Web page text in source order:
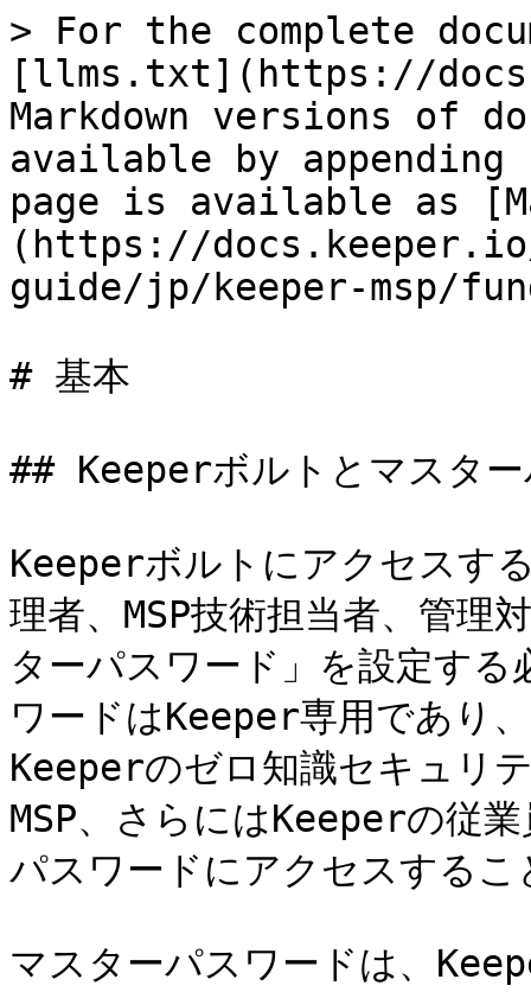
> For the complete
[llms.txt](https://
Markdown versions of
available by
page is available as
(https://
guide/jp/keeper-msp/
# 基本
## Keeperボルトとマスター
Keeperボルトにアクセスす
理者、MSP技術担当者、管
ターパスワード」を設定す
ワードはKeeper専用であり
Keeperのゼロ知識セキュリ
MSP、さらにはKeeperの従
パスワードにアクセスする
マスターパスワードは、